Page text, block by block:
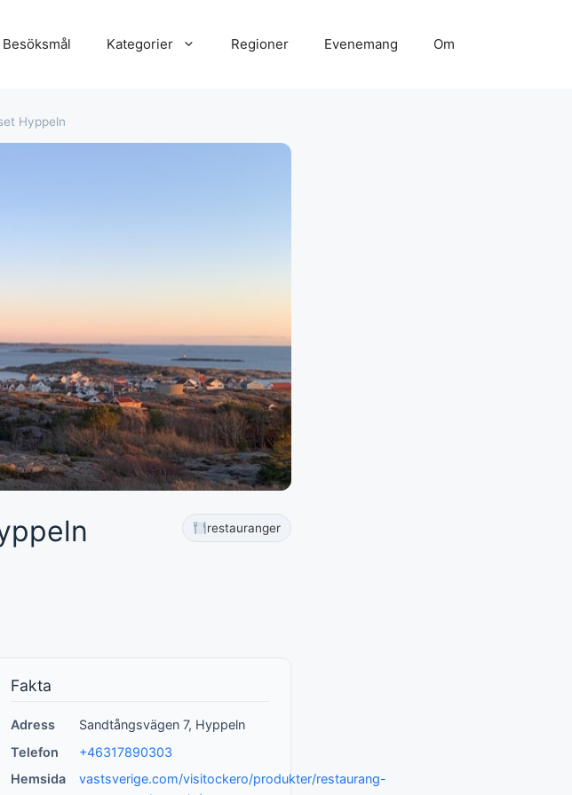
Besöksmål Kategorier Regioner Evenemang Om
Hyppeln
restauranger
Fakta
Adress
Sandtångsvägen 7, Hyppeln
Telefon
+46317890303
Hemsida
vastsverige.com/visitockero/produkter/restaurang-